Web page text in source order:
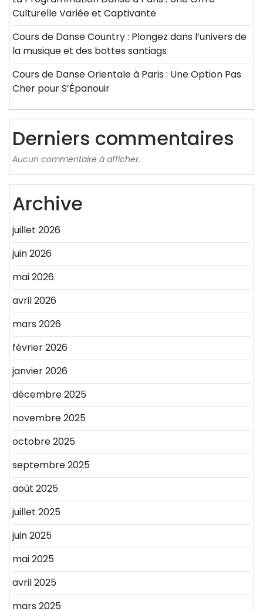
Culturelle Variée et Captivante
Cours de Danse Country : Plongez dans l’univers de
la musique et des bottes santiags
Cours de Danse Orientale à Paris : Une Option Pas
Cher pour S’Épanouir
Derniers commentaires
Aucun commentaire à afficher.
Archive
juillet 2026
juin 2026
mai 2026
avril 2026
mars 2026
février 2026
janvier 2026
décembre 2025
novembre 2025
octobre 2025
septembre 2025
août 2025
juillet 2025
juin 2025
mai 2025
avril 2025
mars 2025